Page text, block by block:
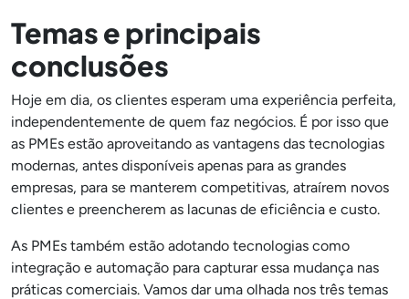
Temas e principais
conclusões
Hoje em dia, os clientes esperam uma experiência perfeita,
independentemente de quem faz negócios. É por isso que
as PMEs estão aproveitando as vantagens das tecnologias
modernas, antes disponíveis apenas para as grandes
empresas, para se manterem competitivas, atraírem novos
clientes e preencherem as lacunas de eficiência e custo.
As PMEs também estão adotando tecnologias como
integração e automação para capturar essa mudança nas
práticas comerciais. Vamos dar uma olhada nos três temas